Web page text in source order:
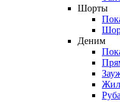
Шорты
Деним